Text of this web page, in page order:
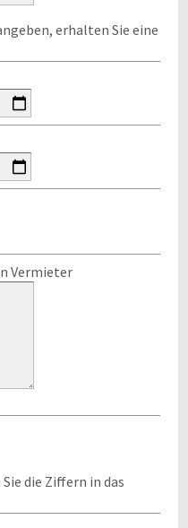
erhalten Sie eine
Vermieter
die Ziffern in das